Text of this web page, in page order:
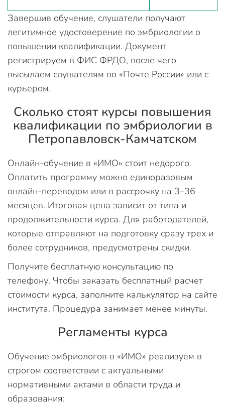
Завершив обучение, слушатели получают
легитимное удостоверение по эмбриологии о
повышении квалификации. Документ
регистрируем в ФИС ФРДО, после чего
высылаем слушателям по «Почте России» или с
курьером.
Сколько стоят курсы повышения
квалификации по эмбриологии в
Петропавловск-Камчатском
Онлайн-обучение в «ИМО» стоит недорого.
Оплатить программу можно единоразовым
онлайн-переводом или в рассрочку на 3–36
месяцев. Итоговая цена зависит от типа и
продолжительности курса. Для работодателей,
которые отправляют на подготовку сразу трех и
более сотрудников, предусмотрены скидки.
Получите бесплатную консультацию по
телефону. Чтобы заказать бесплатный расчет
стоимости курса, заполните калькулятор на сайте
института. Процедура занимает менее минуты.
Регламенты курса
Обучение эмбриологов в «ИМО» реализуем в
строгом соответствии с актуальными
нормативными актами в области труда и
образования: